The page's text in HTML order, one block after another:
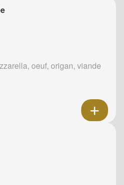
oeuf, origan, viande